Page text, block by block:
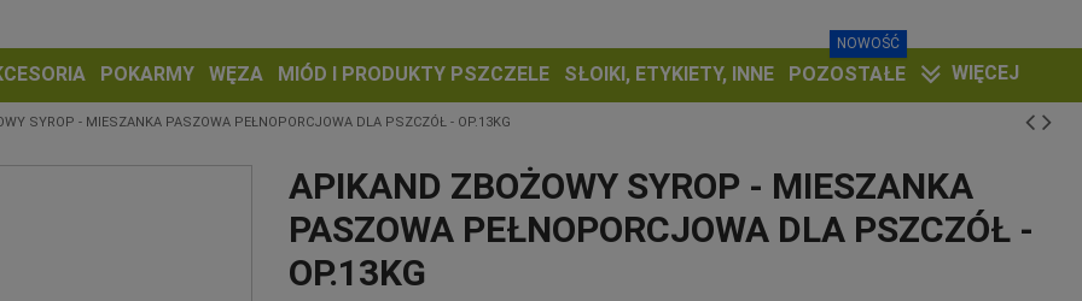
POKARMY WĘZA MIÓD I PRODUKTY PSZCZELE SŁOIKI, ETYKIETY, INNE POZOSTAŁE
NOWOŚĆ
WIĘCEJ
SYROP - MIESZANKA PASZOWA PEŁNOPORCJOWA DLA PSZCZÓŁ - OP.13KG
APIKAND ZBOŻOWY SYROP - MIESZANKA
PASZOWA PEŁNOPORCJOWA DLA PSZCZÓŁ -
OP.13KG